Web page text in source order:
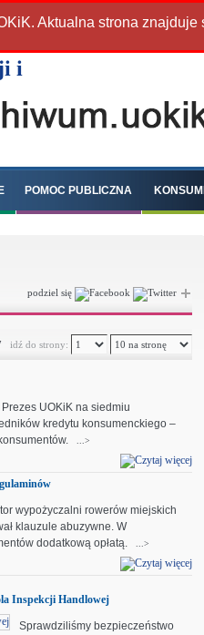
Aktualna strona znajduje
POMOC PUBLICZNA
podziel się
idź do strony:
Prezes UOKiK na siedmiu
kredytu konsumenckiego –
...>
wypożyczalni rowerów miejskich
klauzule abuzywne. W
dodatkową opłatą.
...>
Inspekcji Handlowej
Sprawdziliśmy bezpieczeństwo